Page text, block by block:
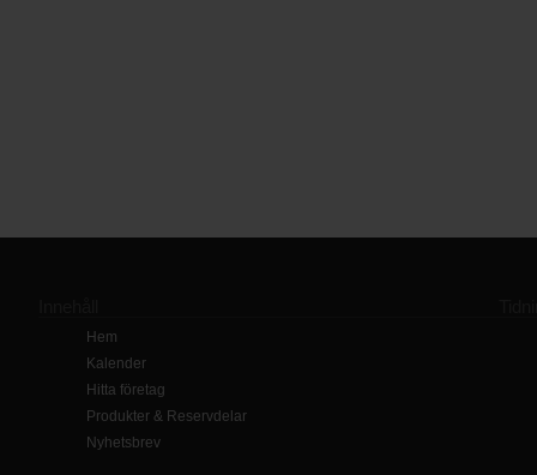
Hem
Kalender
Hitta företag
Produkter & Reservdelar
Nyhetsbrev